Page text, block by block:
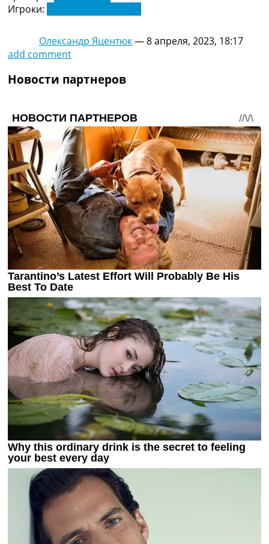
Игроки:
Олександр Яцентюк—8 апреля, 2023, 18:17
add comment
Новости партнеров